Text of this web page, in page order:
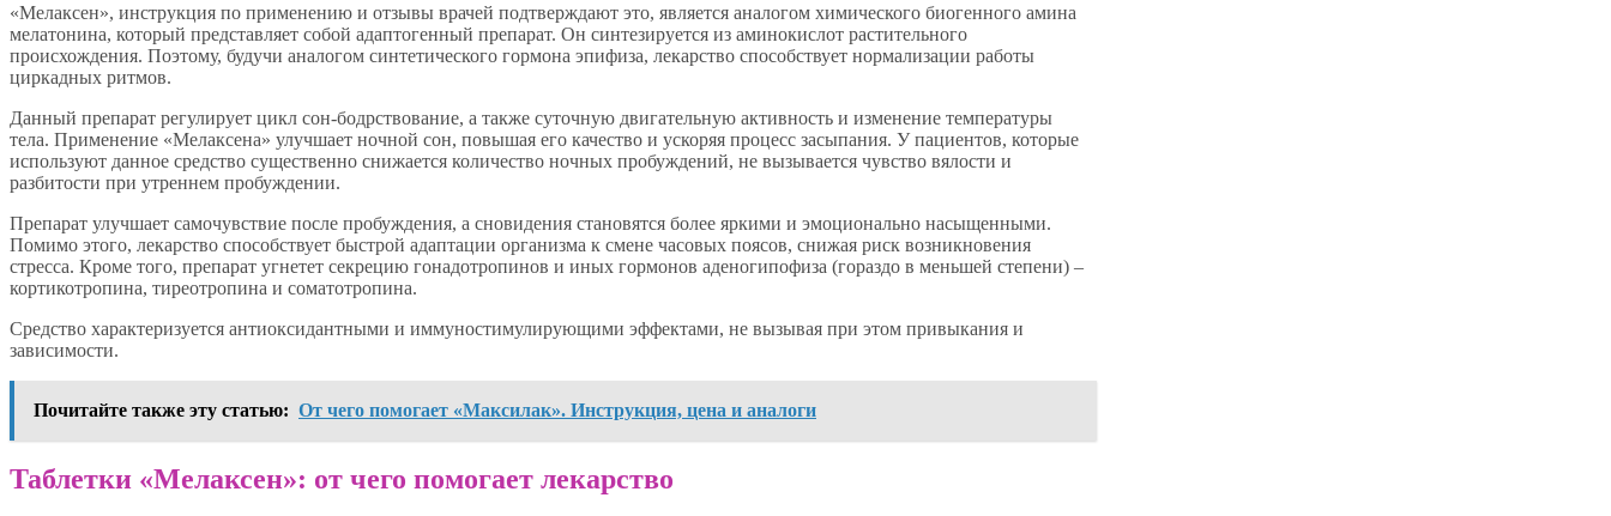
«Мелаксен», инструкция по применению и отзывы врачей подтверждают это, является аналогом химического биогенного амина
мелатонина, который представляет собой адаптогенный препарат. Он синтезируется из аминокислот растительного
происхождения. Поэтому, будучи аналогом синтетического гормона эпифиза, лекарство способствует нормализации работы
циркадных ритмов.
Данный препарат регулирует цикл сон-бодрствование, а также суточную двигательную активность и изменение температуры
тела. Применение «Мелаксена» улучшает ночной сон, повышая его качество и ускоряя процесс засыпания. У пациентов, которые
используют данное средство существенно снижается количество ночных пробуждений, не вызывается чувство вялости и
разбитости при утреннем пробуждении.
Препарат улучшает самочувствие после пробуждения, а сновидения становятся более яркими и эмоционально насыщенными.
Помимо этого, лекарство способствует быстрой адаптации организма к смене часовых поясов, снижая риск возникновения
стресса. Кроме того, препарат угнетет секрецию гонадотропинов и иных гормонов аденогипофиза (гораздо в меньшей степени) –
кортикотропина, тиреотропина и соматотропина.
Средство характеризуется антиоксидантными и иммуностимулирующими эффектами, не вызывая при этом привыкания и
зависимости.
Почитайте также эту статью: От чего помогает «Максилак». Инструкция, цена и аналоги
Таблетки «Мелаксен»: от чего помогает лекарство